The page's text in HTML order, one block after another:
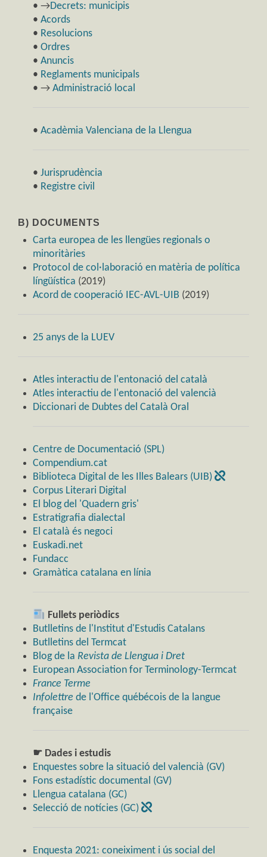
• →Decrets: municipis
• Acords
• Resolucions
• Ordres
• Anuncis
• Reglaments municipals
• → Administració local
• Acadèmia Valenciana de la Llengua
• Jurisprudència
• Registre civil
B) DOCUMENTS
Carta europea de les llengües regionals o
minoritàries
Protocol de col·laboració en matèria de política
língüística (2019)
Acord de cooperació IEC-AVL-UIB (2019)
25 anys de la LUEV
Atles interactiu de l'entonació del català
Atles interactiu de l'entonació del valencià
Diccionari de Dubtes del Català Oral
Centre de Documentació (SPL)
Compendium.cat
Biblioteca Digital de les Illes Balears (UIB)
Corpus Literari Digital
El blog del 'Quadern gris'
Estratigrafia dialectal
El català és negoci
Euskadi.net
Fundacc
Gramàtica catalana en línia
Fullets periòdics
Butlletins de l'Institut d'Estudis Catalans
Butlletins del Termcat
Blog de la Revista de Llengua i Dret
European Association for Terminology-Termcat
France Terme
Infolettre de l'Office québécois de la langue
française
☛ Dades i estudis
Enquestes sobre la situació del valencià (GV)
Fons estadístic documental (GV)
Llengua catalana (GC)
Selecció de notícies (GC)
Enquesta 2021: coneiximent i ús social del